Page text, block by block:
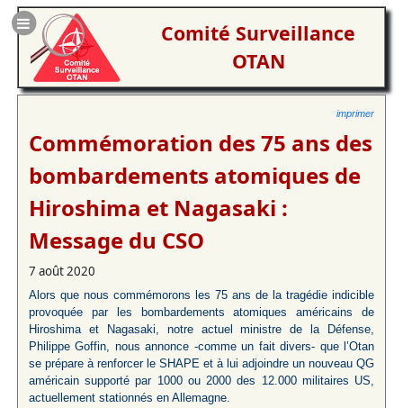
Comité Surveillance
OTAN
imprimer
Commémoration des 75 ans des
bombardements atomiques de
Hiroshima et Nagasaki :
Message du CSO
7 août 2020
Alors que nous commémorons les 75 ans de la tragédie indicible
provoquée par les bombardements atomiques américains de
Hiroshima et Nagasaki, notre actuel ministre de la Défense,
Philippe Goffin, nous annonce -comme un fait divers- que l’Otan
se prépare à renforcer le SHAPE et à lui adjoindre un nouveau QG
américain supporté par 1000 ou 2000 des 12.000 militaires US,
actuellement stationnés en Allemagne.